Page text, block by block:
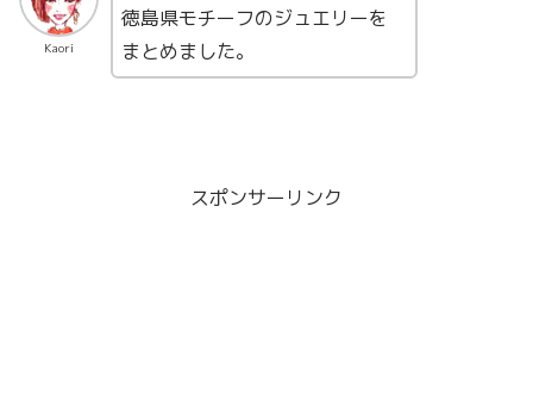
Kaori
徳島県モチーフのジュエリーを
まとめました。
スポンサーリンク